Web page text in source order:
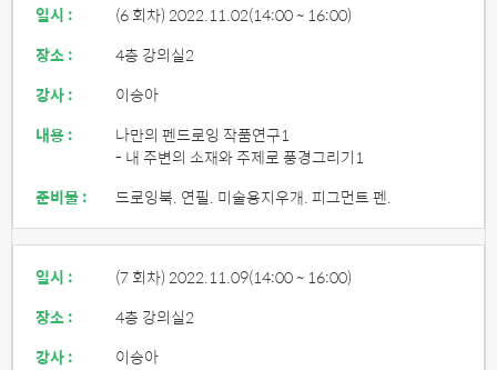
일시 : (6 회차) 2022.11.02(14:00 ~ 16:00)
장소 :
4층 강의실2
강사 :
이승아
내용 :
나만의 펜드로잉 작품연구1
- 내 주변의 소재와 주제로 풍경그리기1
준비물 :
드로잉북. 연필. 미술용지우개. 피그먼트 펜.
일시 : (7 회차) 2022.11.09(14:00 ~ 16:00)
장소 :
4층 강의실2
강사 :
이승아